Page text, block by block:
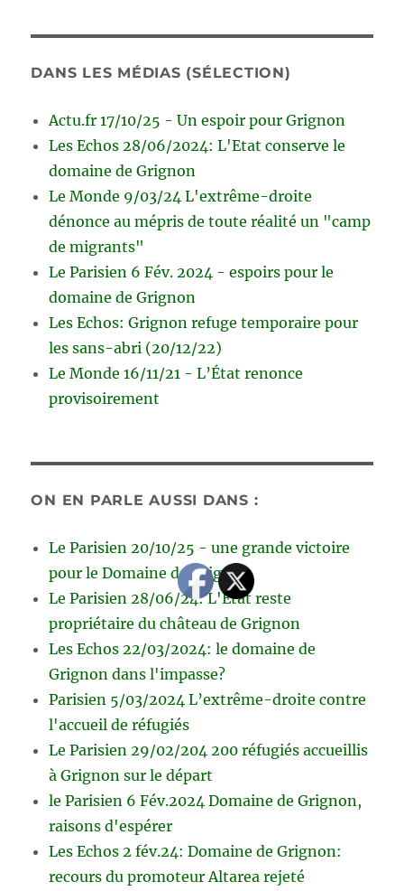
DANS LES MÉDIAS (SÉLECTION)
Actu.fr 17/10/25 - Un espoir pour Grignon
Les Echos 28/06/2024: L'Etat conserve le
domaine de Grignon
Le Monde 9/03/24 L'extrême-droite
dénonce au mépris de toute réalité un "camp
de migrants"
Le Parisien 6 Fév. 2024 - espoirs pour le
domaine de Grignon
Les Echos: Grignon refuge temporaire pour
les sans-abri (20/12/22)
Le Monde 16/11/21 - L’État renonce
provisoirement
ON EN PARLE AUSSI DANS :
Le Parisien 20/10/25 - une grande victoire
pour le Domaine de Grignon
Le Parisien 28/06/24: L'Etat reste
propriétaire du château de Grignon
Les Echos 22/03/2024: le domaine de
Grignon dans l'impasse?
Parisien 5/03/2024 L’extrême-droite contre
l'accueil de réfugiés
Le Parisien 29/02/204 200 réfugiés accueillis
à Grignon sur le départ
le Parisien 6 Fév.2024 Domaine de Grignon,
raisons d'espérer
Les Echos 2 fév.24: Domaine de Grignon:
recours du promoteur Altarea rejeté